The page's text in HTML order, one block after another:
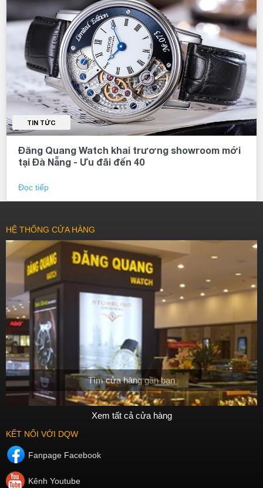
TIN TỨC
Đăng Quang Watch khai trương showroom mới
tại Đà Nẵng - Ưu đãi đến 40
Đọc tiếp
HỆ THỐNG CỬA HÀNG
Tìm cửa hàng gần bạn
Xem tất cả cửa hàng
KẾT NỐI VỚI DQW
Fanpage Facebook
Kênh Youtube